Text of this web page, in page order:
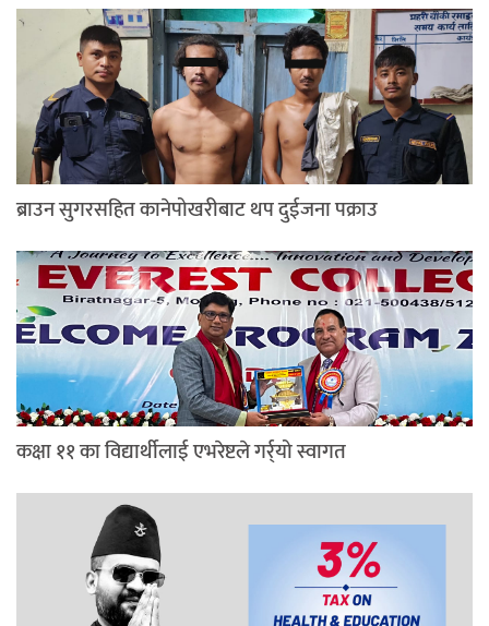
ब्राउन सुगरसहित कानेपोखरीबाट थप दुईजना पक्राउ
कक्षा ११ का विद्यार्थीलाई एभरेष्टले गर्र्यो स्वागत